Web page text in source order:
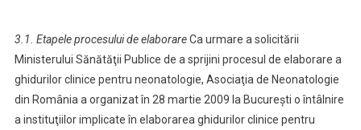
3.1. Etapele procesului de elaborareCa urmare a solicitării
Ministerului Sănătăţii Publice de a sprijini procesul de elaborare a
ghidurilor clinice pentru neonatologie, Asociaţia de Neonatologie
din România a organizat în 28 martie 2009 la Bucureşti o întâlnire
a instituţiilor implicate în elaborarea ghidurilor clinice pentru